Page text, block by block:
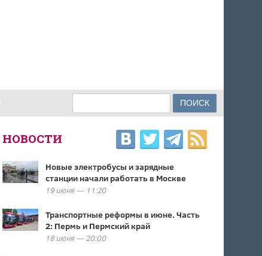
ФОРМА ПОИСКА
НОВОСТИ
Новые электробусы и зарядные
станции начали работать в Москве
19 июня — 11:20
Транспортные реформы в июне. Часть
2: Пермь и Пермский край
18 июня — 20:00